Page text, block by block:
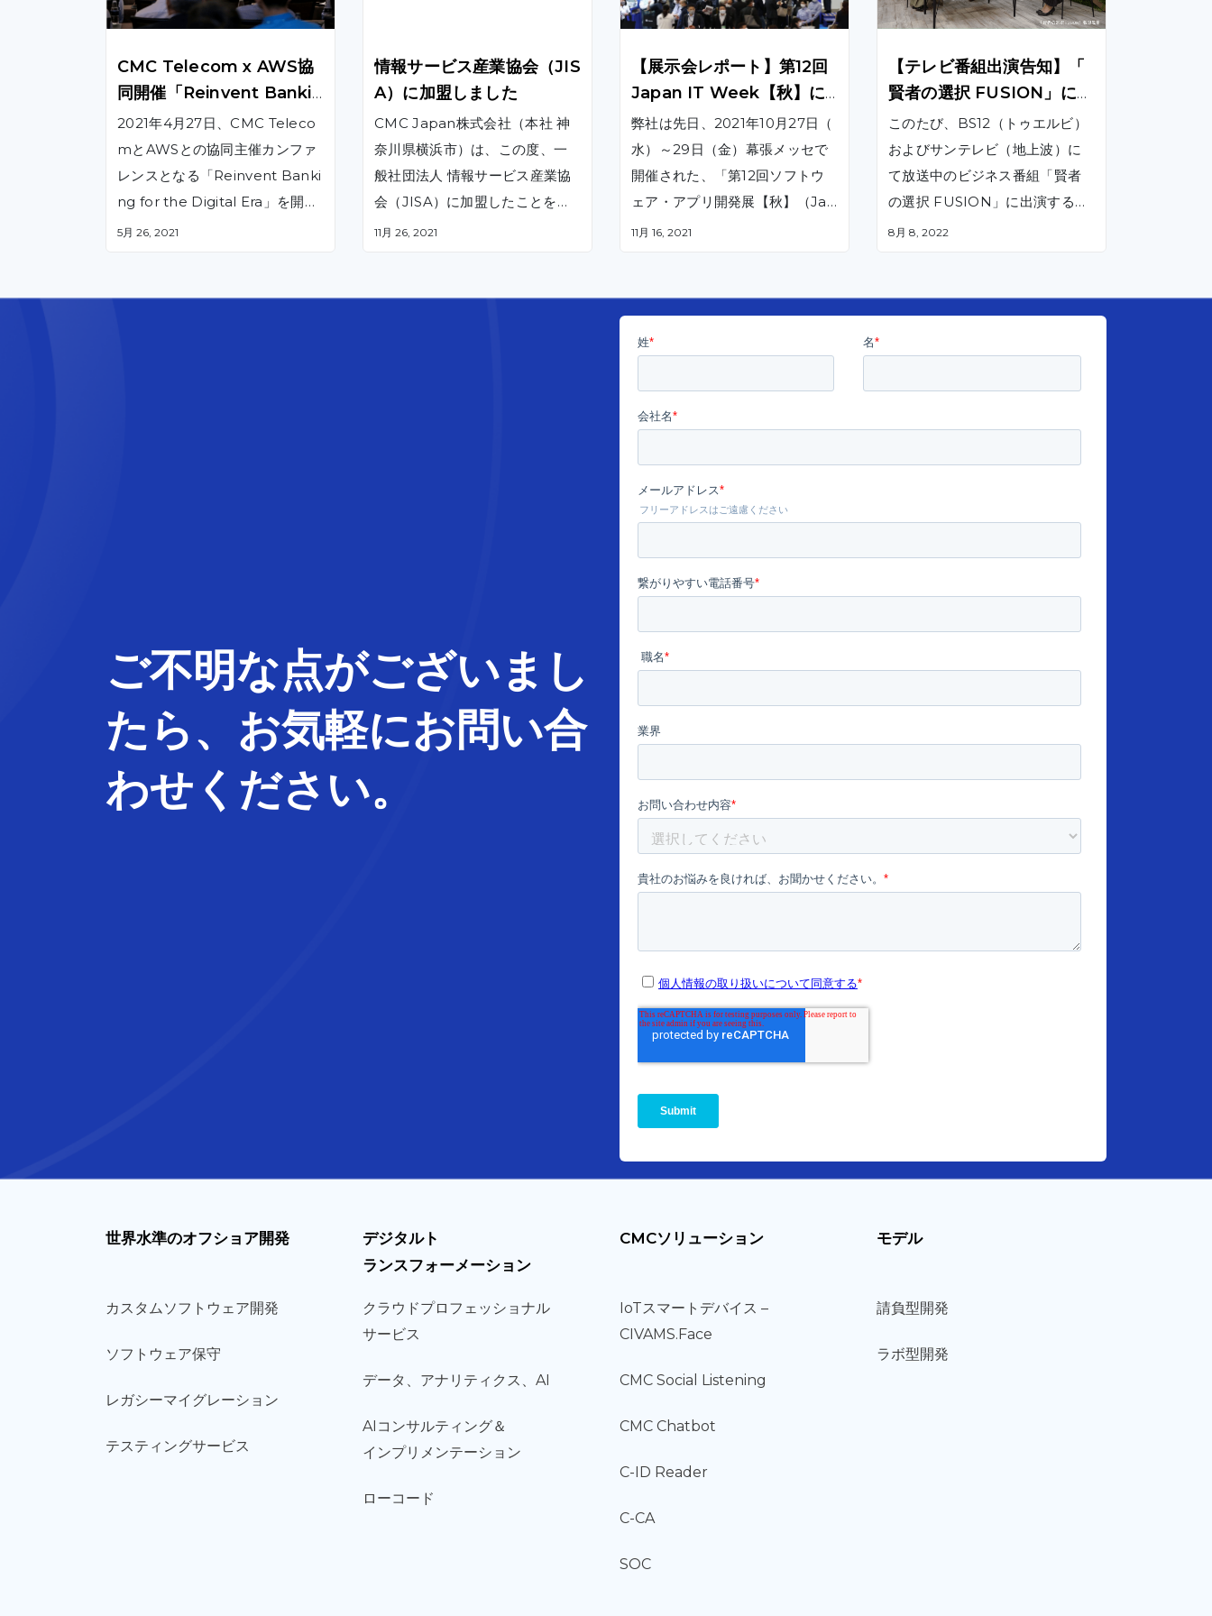
CMC Telecom x AWS協
同開催「Reinvent Bankin
g for the Digital Era」
2021年4月27日、CMC Teleco
mとAWSとの協同主催カンファ
レンスとなる「Reinvent Banki
ng for the Digital Era」を開催
しました。
5月 26, 2021
情報サービス産業協会（JIS
A）に加盟しました
CMC Japan株式会社（本社 神
奈川県横浜市）は、この度、一
般社団法人 情報サービス産業協
会（JISA）に加盟したことをお
知らせします。この度の当社加
11月 26, 2021
【展示会レポート】第12回
Japan IT Week【秋】に
出展しました
弊社は先日、2021年10月27日（
水）～29日（金）幕張メッセで
開催された、「第12回ソフトウ
ェア・アプリ開発展【秋】（Jap
an IT Week）」に出展いたしま
のオフショア開発をはじめ、当
ご紹介しました。
11月 16, 2021
【テレビ番組出演告知】「
賢者の選択 FUSION」に旧
代表ハンが出演します｜放
送予定日 BS12（トゥエル
ビ） ：8/15（月）18:30～1
8:59、サンテレビ（地上波
）：8/15（月）22:00～22:
このたび、BS12（トゥエルビ）
およびサンテレビ（地上波）に
て放送中のビジネス番組「賢者
の選択 FUSION」に出演するこ
ととなりました。番組内では、
ンタビューを交えながらお伝え
8月 8, 2022
ご不明な点がございまし
たら、 お気軽にお問い合
わせ ください。
世界水準のオフショア開発
カスタムソフトウェア開発
ソフト ウェア保守
レガシーマイグレーション
テスティングサービス
デジタルト
ランスフォーメーション
クラウドプロフェッショナル
サービス
データ、 アナリティクス、 AI
AIコンサルティング＆
インプリメンテーション
ローコード
CMCソリューション
IoTスマートデバイス –
CIVAMS.Face
CMC Social Listening
CMC Chatbot
C-ID Reader
C-CA
SOC
モデル
請負型開発
ラボ型開発